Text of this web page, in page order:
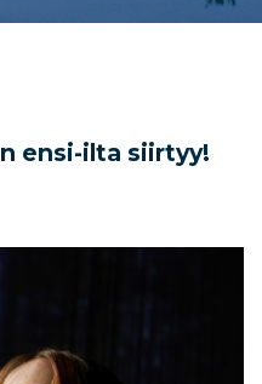
ensi-ilta siirtyy!